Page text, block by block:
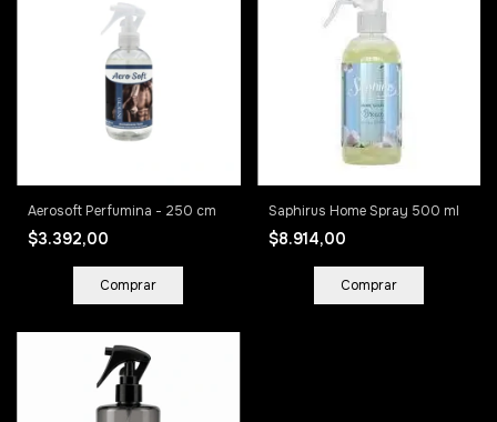
Aerosoft Perfumina - 250 cm
$3.392,00
Comprar
Saphirus Home Spray 500 ml
$8.914,00
Comprar